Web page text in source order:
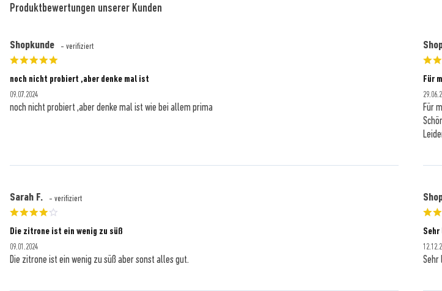
Produktbewertungen unserer Kunden
Shopkunde - verifiziert
noch nicht probiert ,aber denke mal ist
09.07.2024
noch nicht probiert ,aber denke mal ist wie bei allem prima
Für
Für
Sarah F. - verifiziert
Die zitrone ist ein wenig zu süß
09.01.2024
Die zitrone ist ein wenig zu süß aber sonst alles gut. Sehr